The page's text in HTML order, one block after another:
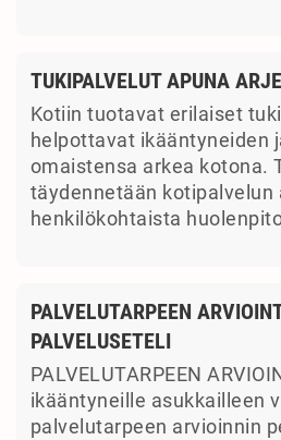
TUKIPALVELUT APUNA
Kotiin tuotavat erilaiset
helpottavat ikääntyneiden
omaistensa arkea kotona.
täydennetään kotipalvelun
henkilökohtaista
PALVELUTARPEEN
PALVELUSETELI
PALVELUTARPEEN
ikääntyneille asukkailleen
palvelutarpeen arvioinnin